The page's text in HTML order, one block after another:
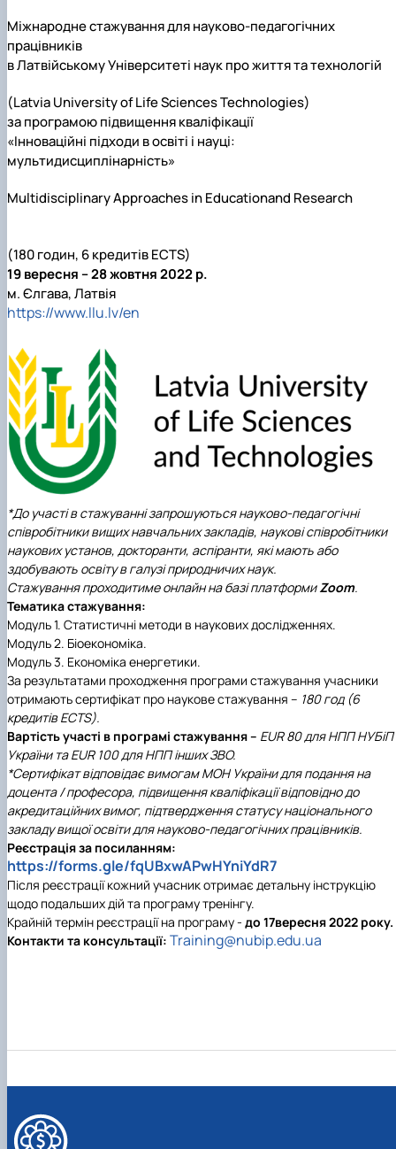
та мереж для забезпечення рівності у …
Міжнародне стажування для науково-педагогічних
працівників
в Латвійському Університеті наук про життя та технологій
(Latvia University of Life Sciences Technologies)
за програмою підвищення кваліфікації
«Інноваційні підходи в освіті і науці:
мультидисциплінарність»
Multidisciplinary Approaches in Educationand Research
(180 годин, 6 кредитів ECTS)
19 вересня – 28 жовтня 2022 р.
м. Єлгава, Латвія
https://www.llu.lv/en
*До участі в стажуванні запрошуються науково-педагогічні
співробітники вищих навчальних закладів, наукові співробітники
наукових установ, докторанти, аспіранти, які мають або
здобувають освіту в галузі природничих наук.
Стажування проходитиме онлайн на базі платформиZoom.
Тематика стажування:
Модуль 1. Статистичні методи в наукових дослідженнях.
Модуль 2. Біоекономіка.
Модуль 3. Економіка енергетики.
За результатами проходження програми стажування учасники
отримають сертифікат про наукове стажування – 180 год (6
кредитівECTS).
Вартість участі в програмі стажування – EUR80 для НПП НУБіП
України таEUR100 для НПП інших ЗВО.
*Сертифікат відповідає вимогам МОН України для подання на
доцента / професора, підвищення кваліфікації відповідно до
акредитаційних вимог, підтвердження статусу національного
закладу вищої освіти для науково-педагогічних працівників.
Реєстраціяза посиланням:
https://forms.gle/fqUBxwAPwHYniYdR7
Після реєстрації кожний учасник отримає детальну інструкцію
щодо подальших дій та програму тренінгу.
Крайній термін реєстрації на програму - до 17вересня2022 року.
Контакти та консультації: Training@nubip.edu.ua